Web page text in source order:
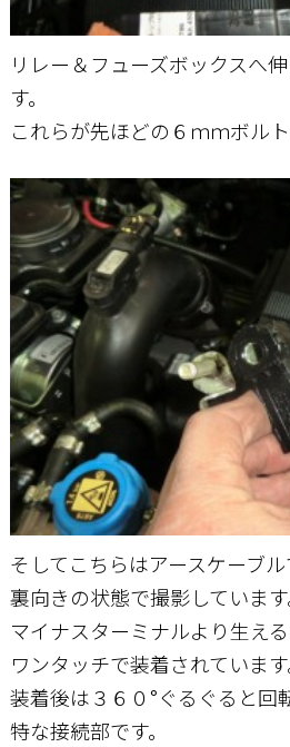
リレー＆フューズボックスへ
す。
これらが先ほどの６ｍｍボルト
そしてこちらはアースケーブル
裏向きの状態で撮影しています
マイナスターミナルより生え
ワンタッチで装着されています
装着後は３６０°ぐるぐると回
特な接続部です。